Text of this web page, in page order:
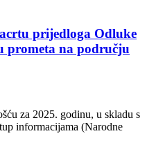
prijedloga Odluke
prometa na području
za 2025. godinu, u skladu s
informacijama (Narodne